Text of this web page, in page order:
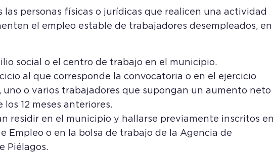
las personas físicas o jurídicas que realicen una actividad
el empleo estable de trabajadores desempleados, en
social o el centro de trabajo en el municipio.
al que corresponde la convocatoria o en el ejercicio
o varios trabajadores que supongan un aumento neto
12 meses anteriores.
residir en el municipio y hallarse previamente inscritos en
Empleo o en la bolsa de trabajo de la Agencia de
Piélagos.